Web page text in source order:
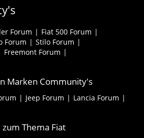
Forum
Fiat 500 Forum
Forum
Stilo Forum
Freemont Forum
Marken Community's
Jeep Forum
Lancia Forum
Thema Fiat